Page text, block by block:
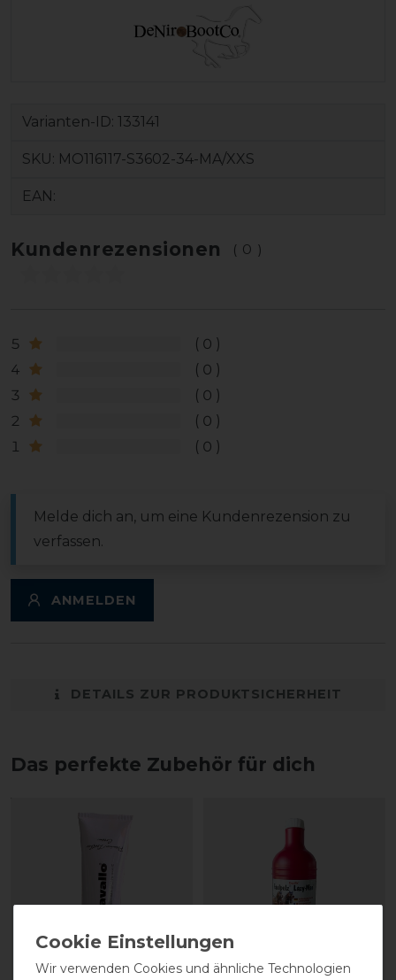
Varianten-ID: 133141
SKU: MO116117-S3602-34-MA/XXS
EAN:
Kundenrezensionen (0)
5
0
4
0
3
0
2
0
1
0
Melde dich an, um eine Kundenrezension zu
verfassen.
ANMELDEN
DETAILS ZUR PRODUKTSICHERHEIT
Das perfekte Zubehör für dich
Wir verwenden Cookies und ähnliche Technologien